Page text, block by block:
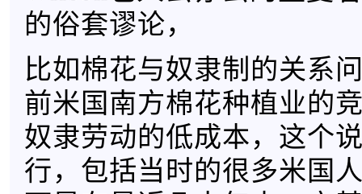
的俗套谬论，
比如棉花与奴隶制的关系
前米国南方棉花种植业的
奴隶劳动的低成本，这个
行，包括当时的很多米国